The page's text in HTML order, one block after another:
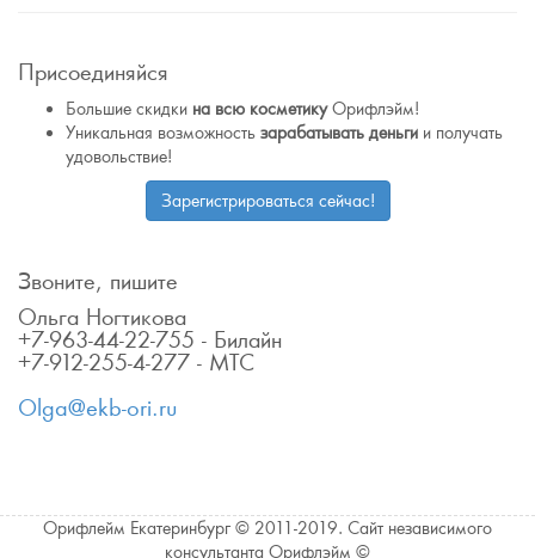
Присоединяйся
Большие скидки на всю косметикуОрифлэйм!
Уникальная возможность зарабатывать деньги и получать
удовольствие!
Зарегистрироваться сейчас!
Звоните, пишите
Ольга Ногтикова
+7-963-44-22-755 - Билайн
+7-912-255-4-277 - МТС
Olga@ekb-ori.ru
Орифлейм Екатеринбург © 2011-2019. Сайт независимого
консультанта Орифлэйм ©